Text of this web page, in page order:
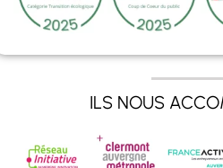
ILS NOUS